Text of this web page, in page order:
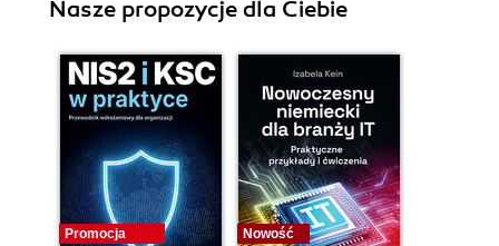
Nasze propozycje dla Ciebie
Promocja
Nowość